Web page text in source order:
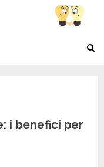
i benefici per